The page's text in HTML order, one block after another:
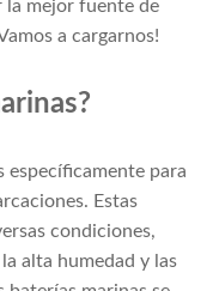
la mejor fuente de
a cargarnos!
específicamente para
Estas
condiciones,
alta humedad y las